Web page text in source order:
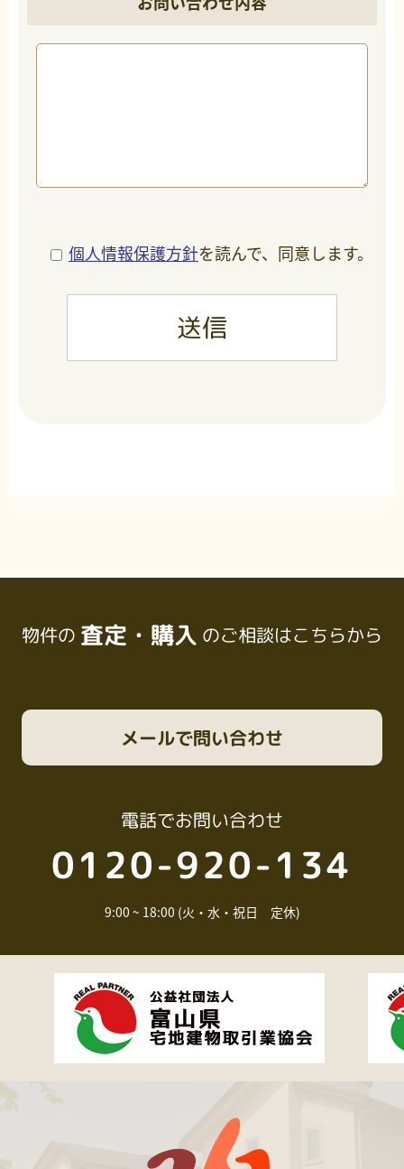
個人情報保護方針を読んで、同意します。
物件の 査定・購入 のご相談はこちらから
電話でお問い合わせ
0120-920-134
9:00 ~ 18:00 (火・水・祝日 定休)
メールで問い合わせ